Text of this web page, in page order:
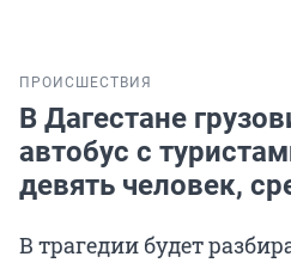
ПРОИСШЕСТВИЯ
В Дагестане
автобус с
девять человек,
В трагедии будет